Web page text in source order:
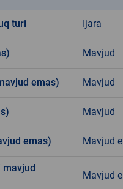
turi Ijara
Mavjud
emas) Mavjud
Mavjud
emas) Mavjud
mavjud
Mavjud